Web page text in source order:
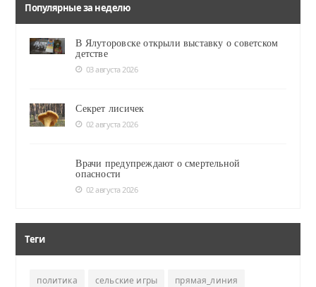
Популярные за неделю
В Ялуторовске открыли выставку о советском
детстве
03 августа 2026
Секрет лисичек
02 августа 2026
Врачи предупреждают о смертельной
опасности
02 августа 2026
Теги
политика сельские игры прямая_линия